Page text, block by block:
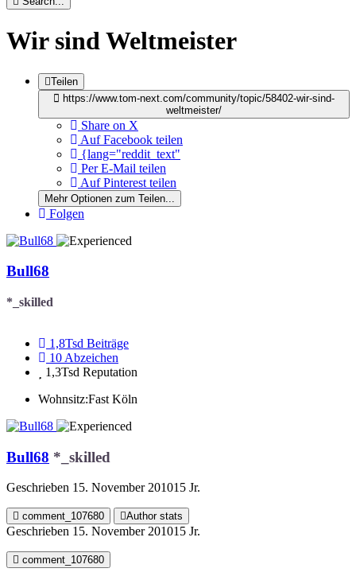
Wir sind Weltmeister
Teilen
https://www.tom-next.com/community/topic/58402-wir-sind-
weltmeister/
Share on X
Auf Facebook teilen
{lang="reddit_text"
Per E-Mail teilen
Auf Pinterest teilen
Mehr Optionen zum Teilen...
Folgen
Bull68
*_skilled
1,8Tsd Beiträge
10 Abzeichen
1,3Tsd Reputation
Wohnsitz:Fast Köln
Bull68 *_skilled
Geschrieben 15. November 201015 Jr.
comment_107680 Author stats
Geschrieben 15. November 201015 Jr.
comment_107680